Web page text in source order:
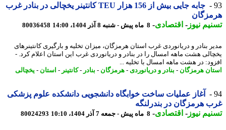
جابه جایی بیش از 156 هزار TEU کانتینر یخچالی در بنادر غرب
نیوز-اقتصادی-8 ماه پیش - شنبه 8 آذر 1404، 14:00 80036458
بنادر و دریانوردی غرب استان هرمزگان، میزان تخلیه و بارگیری کانتینرهای
هشت ماهه امسال را در بنادر و دریانوردی غرب این استان اعلام کرد. -
در هشت ماهه امسال با تخلیه ...
هرمزگان -بنادر و دریانوردی-هرمزگان -بنادر -کانتینر-استان-یخچالی
آغاز عملیات ساخت خوابگاه دانشجویی دانشکده علوم پزشکی
هرمزگان در بندرلنگه
نیوز-اقتصادی-8 ماه پیش - جمعه 7 آذر 1404، 10:10 80024293